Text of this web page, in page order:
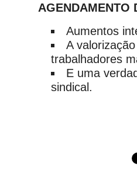
Aumentos
A
trabalhadores
E uma
sindical.